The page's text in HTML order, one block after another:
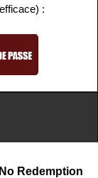
:
Redemption